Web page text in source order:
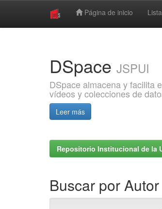
Página de inicio
DSpace JSPUI
DSpace almacena y facilita
vídeos y colecciones de
Leer más
Repositorio Institucional de la
Buscar por